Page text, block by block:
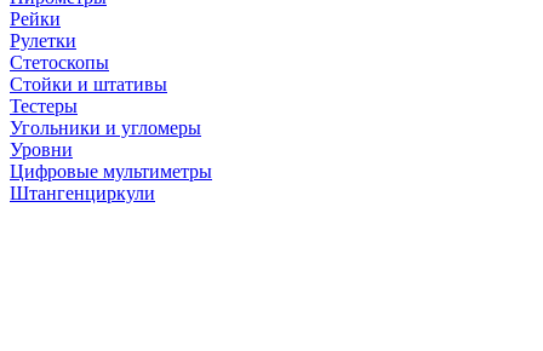
Рейки
Рулетки
Стетоскопы
Стойки и штативы
Тестеры
Угольники и угломеры
Уровни
Цифровые мультиметры
Штангенциркули